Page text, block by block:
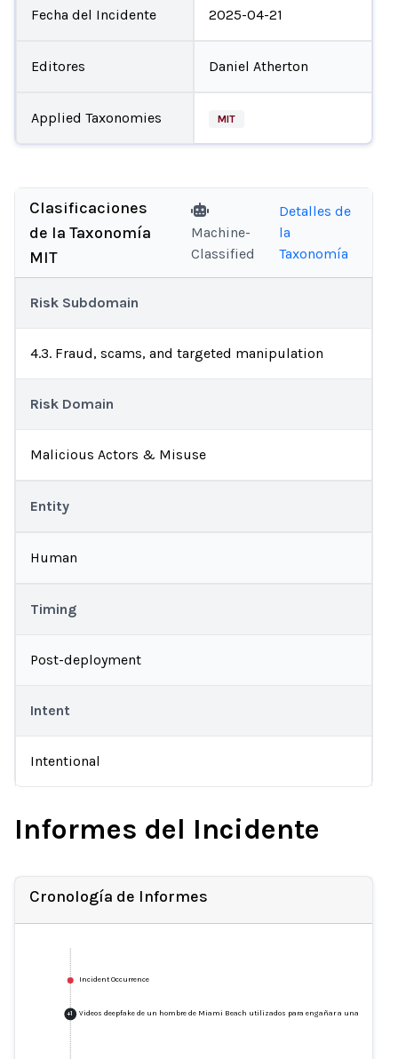
Fecha del Incidente 2025-04-21
Editores Daniel Atherton
Applied Taxonomies MIT
Clasificaciones
de la Taxonomía
MIT
Machine-
Classified
Detalles de
la
Taxonomía
Risk Subdomain
4.3. Fraud, scams, and targeted manipulation
Risk Domain
Malicious Actors & Misuse
Entity
Human
Timing
Post-deployment
Intent
Intentional
Informes del Incidente
Cronología de Informes
Incident Occurrence
+1 Videos deepfake de un hombre de Miami Beach utilizados para engañar a una mujer en